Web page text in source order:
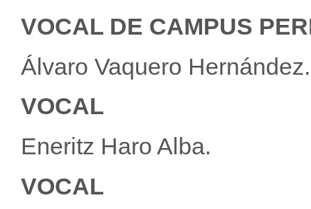
VOCAL DE CAMPUS
Álvaro Vaquero Hernández.
VOCAL
Eneritz Haro Alba.
VOCAL